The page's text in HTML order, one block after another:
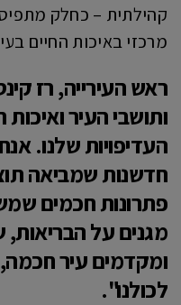
קהילתית – כחלק
מרכזי באיכות החיים
ראש העירייה, רז
ותושבי העיר
העדיפויות שלנו.
חדשנות שמביאה
פתרונות חכמים
מגנים על
ומקדמים עיר חכמה,
לכולנו".